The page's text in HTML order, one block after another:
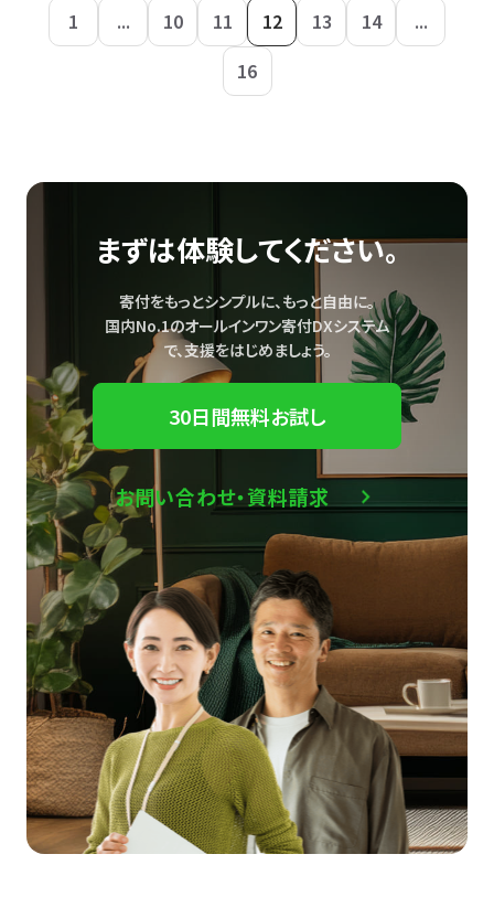
1 ... 10 11 12 13 14
...
16
まずは体験してください。
寄付をもっとシンプルに、もっと自由に。
国内No.1のオールインワン寄付DXシステム
で、支援をはじめましょう。
30日間無料お試し
お問い合わせ・資料請求